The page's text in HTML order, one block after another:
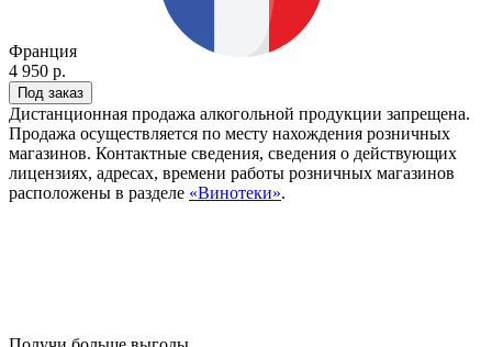
Франция
4 950 р.
Под заказ
Дистанционная продажа алкогольной продукции запрещена.
Продажа осуществляется по месту нахождения розничных
магазинов. Контактные сведения, сведения о действующих
лицензиях, адресах, времени работы розничных магазинов
расположены в разделе «Винотеки».